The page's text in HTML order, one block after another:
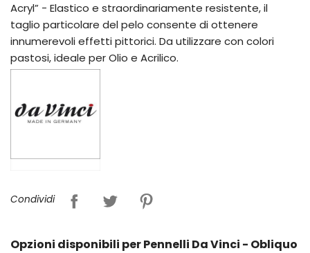
Acryl” - Elastico e straordinariamente resistente, il
taglio particolare del pelo consente di ottenere
innumerevoli effetti pittorici. Da utilizzare con colori
pastosi, ideale per Olio e Acrilico.
Condividi
Opzioni disponibili per Pennelli Da Vinci - Obliquo